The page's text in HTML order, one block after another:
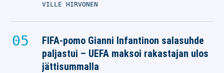
VILLE HIRVONEN
FIFA-pomo Gianni Infantinon salasuhde
paljastui – UEFA maksoi rakastajan ulos
jättisummalla